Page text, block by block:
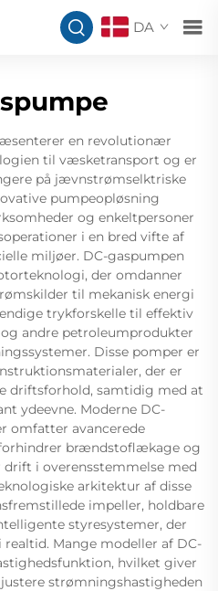
DA
en revolutionær
til væsketransport og er
på jævnstrømselktriske
pumpeopløsning
og enkeltpersoner
i en bred vifte af
miljøer. DC-gaspumpen
der omdanner
til mekanisk energi
trykforskelle til effektiv
andre petroleumprodukter
Disse pomper er
der er
driftsforhold, samtidig med at
ydeevne. Moderne DC-
omfatter avancerede
brændstoflækage og
i overensstemmelse med
arkitektur af disse
impeller, holdbare
styresystemer, der
Mange modeller af DC-
hvilket giver
strømningshastigheden